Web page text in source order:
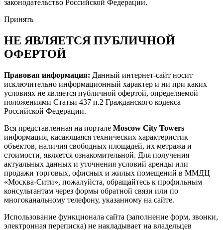
законодательство Российской Федерации.
Принять
НЕ ЯВЛЯЕТСЯ ПУБЛИЧНОЙ
ОФЕРТОЙ
Правовая информация: Данный интернет-сайт носит
исключительно информационный характер и ни при каких
условиях не является публичной офертой, определяемой
положениями Статьи 437 п.2 Гражданского кодекса
Российской Федерации.
Вся представленная на портале Moscow City Towers
информация, касающаяся технических характеристик
объектов, наличия свободных площадей, их метража и
стоимости, является ознакомительной. Для получения
актуальных данных и уточнения условий аренды или
продажи торговых, офисных и жилых помещений в ММДЦ
«Москва-Сити», пожалуйста, обращайтесь к профильным
консультантам через формы обратной связи или по
многоканальному телефону, указанному на сайте.
Использование функционала сайта (заполнение форм, звонки,
электронная переписка) не накладывает на владельцев